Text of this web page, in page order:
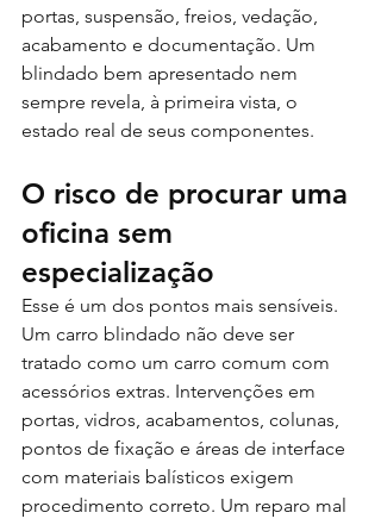
portas, suspensão, freios, vedação,
acabamento e documentação. Um
blindado bem apresentado nem
sempre revela, à primeira vista, o
estado real de seus componentes.
O risco de procurar uma
oficina sem
especialização
Esse é um dos pontos mais sensíveis.
Um carro blindado não deve ser
tratado como um carro comum com
acessórios extras. Intervenções em
portas, vidros, acabamentos, colunas,
pontos de fixação e áreas de interface
com materiais balísticos exigem
procedimento correto. Um reparo mal